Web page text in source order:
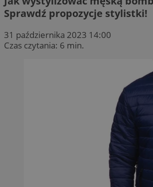
Sprawdź propozycje stylistki!
31 października 2023 14:00
Czas czytania: 6 min.